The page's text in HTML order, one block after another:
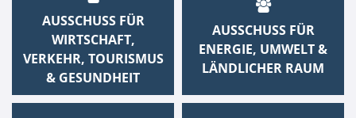
AUSSCHUSS FÜR
WIRTSCHAFT,
VERKEHR, TOURISMUS
& GESUNDHEIT
AUSSCHUSS FÜR
ENERGIE, UMWELT &
LÄNDLICHER RAUM